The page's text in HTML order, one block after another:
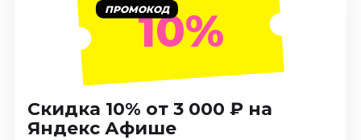
Август 2026
Сентябрь 2026
Октябрь 2026
Декабрь 2026
Экскурсии
ПРОМОКОД10%
Скидка 10% от 3 000 ₽ на
Яндекс Афише